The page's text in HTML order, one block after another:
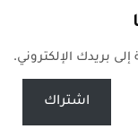
بريدك الإلكتروني.
اشتراك